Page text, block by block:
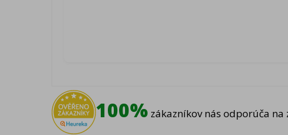
100% zákazníkov nás odporúča